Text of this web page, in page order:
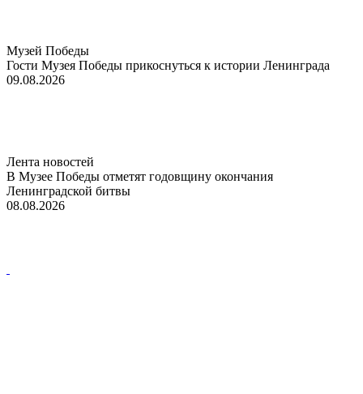
Музей Победы
Гости Музея Победы прикоснуться к истории Ленинграда
09.08.2026
Лента новостей
В Музее Победы отметят годовщину окончания
Ленинградской битвы
08.08.2026